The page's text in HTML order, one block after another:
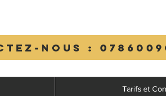
Tarifs et